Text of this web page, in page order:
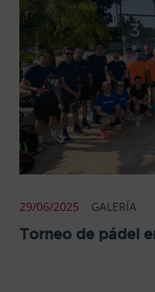
29/06/2025 GALERÍA
Torneo de pádel